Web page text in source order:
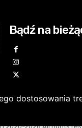
dostosowania
Bądź na
| 2020-2026 All rights